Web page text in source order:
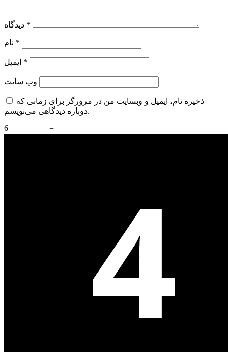
*
*
*
وب‌ سایت
ذخیره نام، ایمیل و وبسایت من در مرورگر برای زمانی که
دوباره دیدگاهی می‌نویسم.
6 − =